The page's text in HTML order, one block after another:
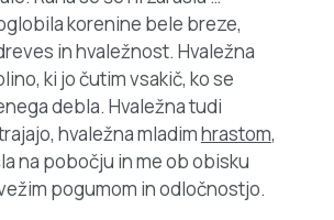
korenine bele breze,
in hvaležnost. Hvaležna
ki jo čutim vsakič, ko se
debla. Hvaležna tudi
hvaležna mladimhrastom,
na pobočju in me ob obisku
pogumom in odločnostjo.